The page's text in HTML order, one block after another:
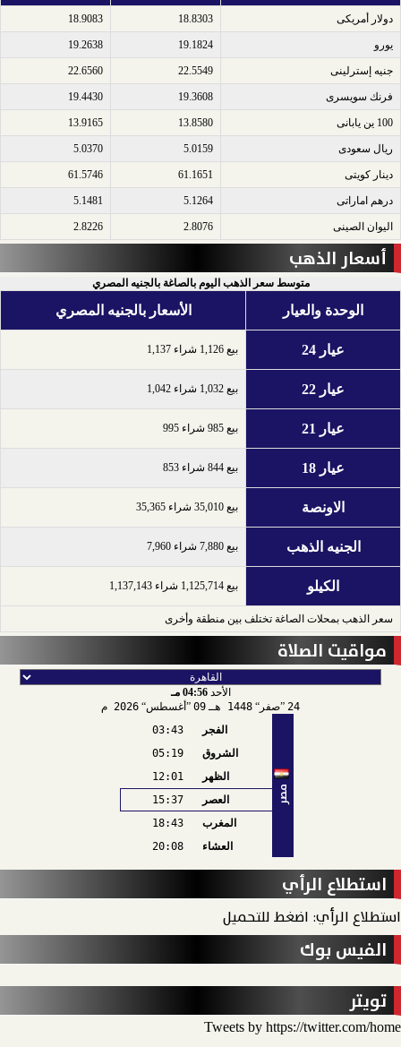
دولار أمريكى​ 18.8303
18.9083
يورو​ 19.1824
19.2638
جنيه إسترلينى​ 22.5549
22.6560
فرنك سويسرى​ 19.3608
19.4430
100 ين يابانى​ 13.8580
13.9165
ريال سعودى​ 5.0159
5.0370
دينار كويتى​ 61.1651
61.5746
درهم اماراتى​ 5.1264
5.1481
اليوان الصينى​ 2.8076
2.8226
أسعار الذهب
متوسط سعر الذهب اليوم بالصاغة بالجنيه المصري
الوحدة والعيار الأسعار بالجنيه المصري
عيار 24 بيع 1,126 شراء 1,137
عيار 22 بيع 1,032 شراء 1,042
عيار 21 بيع 985 شراء 995
عيار 18 بيع 844 شراء 853
الاونصة بيع 35,010 شراء 35,365
الجنيه الذهب بيع 7,880 شراء 7,960
الكيلو بيع 1,125,714 شراء 1,137,143
سعر الذهب بمحلات الصاغة تختلف بين منطقة وأخرى
مواقيت الصلاة
الأحد04:56 مـ
24 صفر 1448 هـ 09 أغسطس 2026 م
مصر
الفجر
03:43
الشروق
05:19
الظهر
12:01
العصر
15:37
المغرب
18:43
العشاء
20:08
استطلاع الرأي
استطلاع الرأي: اضغط للتحميل
الفيس بوك
تويتر
Tweets by https://twitter.com/home